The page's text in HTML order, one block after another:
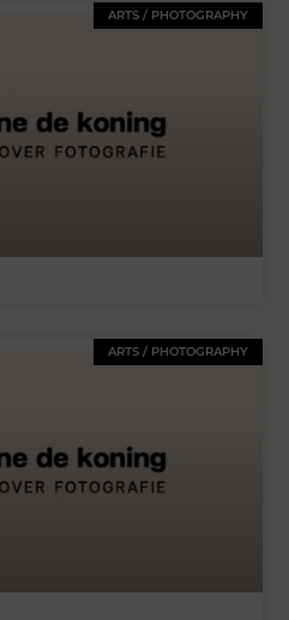
ARTS / PHOTOGRAPHY
ARTS / PHOTOGRAPHY